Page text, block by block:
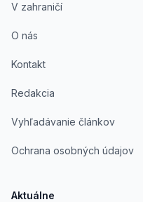
V zahraničí
O nás
Kontakt
Redakcia
Vyhľadávanie článkov
Ochrana osobných údajov
Aktuálne